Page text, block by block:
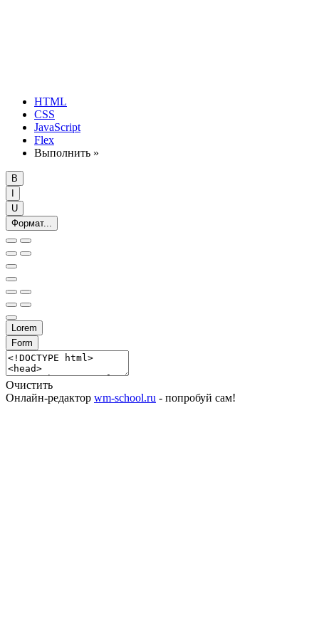
HTML
CSS
JavaScript
Flex
Выполнить »
B
U
Формат...
Lorem
Form
Очистить
Онлайн-редактор wm-school.ru - попробуй сам!